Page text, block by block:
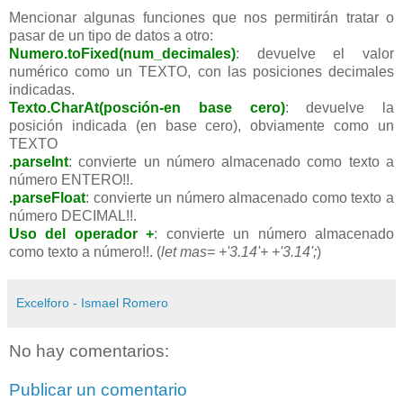
Mencionar algunas funciones que nos permitirán tratar o
pasar de un tipo de datos a otro:
Numero.toFixed(num_decimales): devuelve el valor
numérico como un TEXTO, con las posiciones decimales
indicadas.
Texto.CharAt(posción-en base cero): devuelve la
posición indicada (en base cero), obviamente como un
TEXTO
.parseInt: convierte un número almacenado como texto a
número ENTERO!!.
.parseFloat: convierte un número almacenado como texto a
número DECIMAL!!.
Uso del operador +: convierte un número almacenado
como texto a número!!. (let mas= +'3.14'+ +'3.14';)
Excelforo - Ismael Romero
No hay comentarios:
Publicar un comentario